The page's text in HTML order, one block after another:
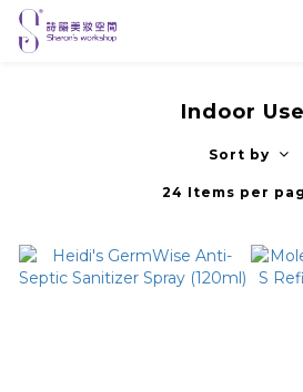
Indoor
Sort by
24 Items per